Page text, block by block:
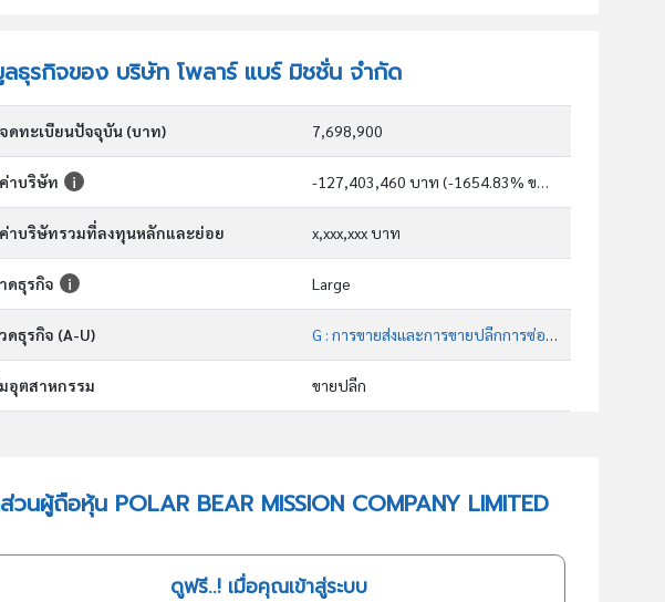
ธุรกิจของ บริษัท โพลาร์ แบร์ มิชชั่น จำกัด
ดทะเบียนปัจจุบัน (บาท) 7,698,900
าบริษัท -127,403,460 บาท (-1654.83% ของทุน)
าบริษัทรวมที่ลงทุนหลักและย่อย x,xxx,xxx บาท
ดธุรกิจ Large
ดธุรกิจ (A-U) G : การขายส่งและการขายปลีกการซ่อมยานยนต์และ จักรยานยนต์
อุตสาหกรรม ขายปลีก
วนผู้ถือหุ้น POLAR BEAR MISSION COMPANY LIMITED
ดูฟรี..! เมื่อคุณเข้าสู่ระบบ